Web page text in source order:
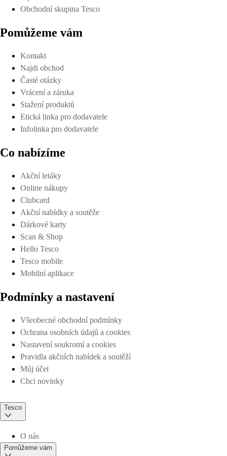
Obchodní skupina Tesco
Pomůžeme vám
Kontakt
Najdi obchod
Časté otázky
Vrácení a záruka
Stažení produktů
Etická linka pro dodavatele
Infolinka pro dodavatele
Co nabízíme
Akční letáky
Online nákupy
Clubcard
Akční nabídky a soutěže
Dárkové karty
Scan & Shop
Hello Tesco
Tesco mobile
Mobilní aplikace
Podmínky a nastavení
Všeobecné obchodní podmínky
Ochrana osobních údajů a cookies
Nastavení soukromí a cookies
Pravidla akčních nabídek a soutěží
Můj účet
Chci novinky
Tesco
O nás
Pomůžeme vám